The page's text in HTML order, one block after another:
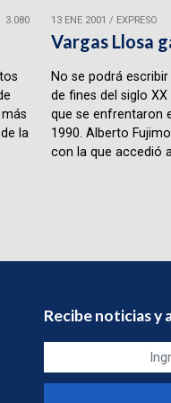
3.080
la
13 ENE 2001 / EXPRESO
Vargas Llosa
No se podrá
de fines del siglo
que se enfrentaron
1990. Alberto
con la que accedió
Recibe noticias y